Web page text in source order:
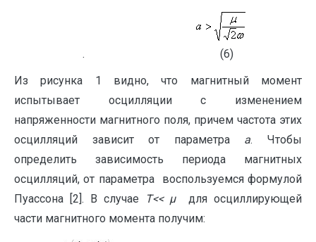
. (6)
Из рисунка 1 видно, что магнитный момент
испытывает осцилляции с изменением
напряженности магнитного поля, причем частота этих
осцилляций зависит от параметра a. Чтобы
определить зависимость периода магнитных
осцилляций, от параметра воспользуемся формулой
Пуассона [2]. В случае
T<< μ
для осциллирующей
части магнитного момента получим: